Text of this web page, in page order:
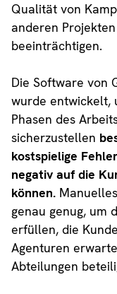
Qualität von
anderen Projekten
beeinträchtigen.
Die Software von
wurde entwickelt,
Phasen des
sicherzustellen
kostspielige
negativ auf die
können.
genau genug, um
erfüllen, die
Agenturen
Abteilungen